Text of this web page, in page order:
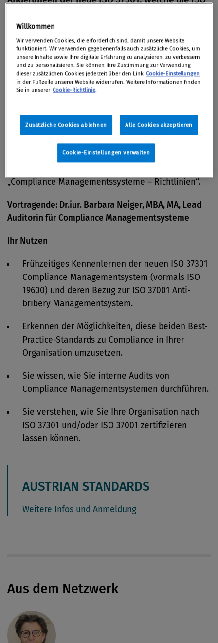
07. April 2021 / online
Aus ISO 19600 wird ISO 37301
Bereiten Sie sich durch den Besuch dieses Seminars
auf ein internes Audit von Compliance Maßnahmen
in Ihrer Organisation vor.
„Compliance Managementssysteme – Richtlinien“.
Vortragende: Dr.iur. Barbara Neiger, MBA, MA, Lead
Auditorin für Compliance Managementsysteme
Ihr Nutzen
Frühzeitiges Kennenlernen der neuen ISO 37301
Compliance Managementsystem (vormals ISO
19600) und deren Bezug zur ISO 37001 Anti-
bribery Managementsystem.
Erkennen der Möglichkeiten, diese beiden Best-
Practice-Standards zu Compliance in Ihrer
Organisation umzusetzen.
Sie wissen, wie Sie interne Audits von
Compliance Managementsystemen durchführen.
Sie verstehen, wie Sie Ihre Organisation nach
ISO 37301 und/oder ISO 37001 zertifizieren
lassen können.
AUSTRIAN STANDARDS
Weitere Infos und Anmeldung
Aus dem Netzwerk
Willkommen
Wir verwenden Cookies, die erforderlich sind, damit unsere Website
funktioniert. Wir verwenden gegebenenfalls auch zusätzliche Cookies, um
unsere Inhalte sowie Ihre digitale Erfahrung zu analysieren, zu verbessern
und zu personalisieren. Sie können Ihre Zustimmung zur Verwendung
dieser zusätzlichen Cookies jederzeit über den Link Cookie-Einstellungen
in der Fußzeile unserer Website widerrufen. Weitere Informationen finden
Sie in unserer Cookie-Richtlinie.
Zusätzliche Cookies ablehnen Alle Cookies akzeptieren
Cookie-Einstellungen verwalten